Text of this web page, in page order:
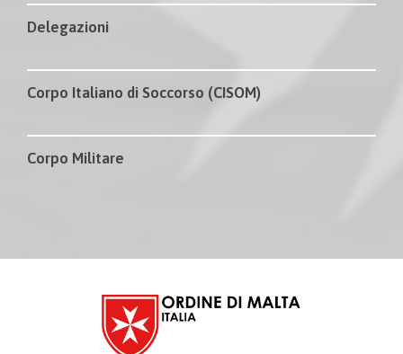
Delegazioni
Corpo Italiano di Soccorso (CISOM)
Corpo Militare